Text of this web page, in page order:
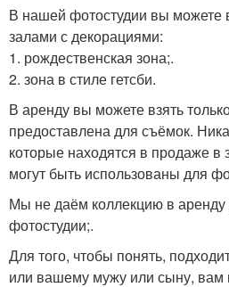
В нашей фотостудии вы можете
залами с декорациями:
1. рождественская зона;.
2. зона в стиле гетсби.
В аренду вы можете взять
предоставлена для съёмок.
которые находятся в продаже в
могут быть использованы для
Мы не даём коллекцию в
фотостудии;.
Для того, чтобы понять,
или вашему мужу или сыну, вам